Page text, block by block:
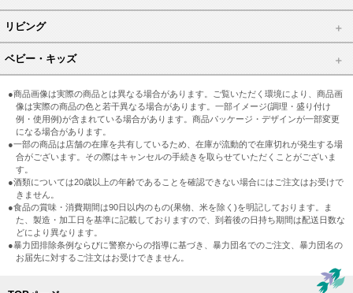
リビング
ベビー・キッズ
●商品画像は実際の商品とは異なる場合があります。ご覧いただく環境により、商品画
像は実際の商品の色と若干異なる場合があります。一部イメージ(調理・盛り付け
例・使用例)が含まれている場合があります。商品パッケージ・デザインが一部変更
になる場合があります。
●一部の商品は店舗の在庫を共有しているため、在庫が流動的で在庫切れが発生する場
合がございます。その際はキャンセルの手続きを取らせていただくことがございま
す。
●酒類については20歳以上の年齢であることを確認できない場合にはご注文はお受けで
きません。
●食品の賞味・消費期間は90日以内のもの(果物、米を除く)を明記しております。ま
た、製造・加工日を基準に記載しておりますので、到着後の日持ち期間は配送日数な
どにより異なります。
●暴力団排除条例ならびに警察からの指導に基づき、暴力団名でのご注文、暴力団名の
お届先に対するご注文はお受けできません。